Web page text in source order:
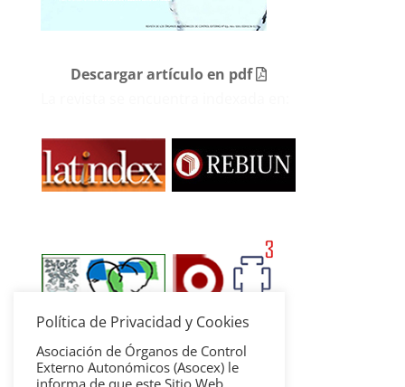
Descargar artículo en pdf
Política de Privacidad y Cookies
Asociación de Órganos de Control
Externo Autonómicos (Asocex) le
informa de que este Sitio Web